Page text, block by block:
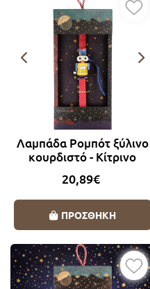
Λαμπάδα Ρομπότ ξύλινο
κουρδιστό - Κίτρινο
20,89€
ΠΡΟΣΘΗΚΗ